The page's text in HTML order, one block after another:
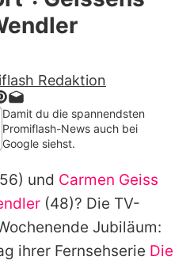
auf Promiflash
Richtlinien
Redaktion
Damit du die spannendsten
Promiflash-News auch bei
Google siehst.
und Carmen Geiss
(48)? Die TV-
Jubiläum:
ihrer Fernsehserie Die